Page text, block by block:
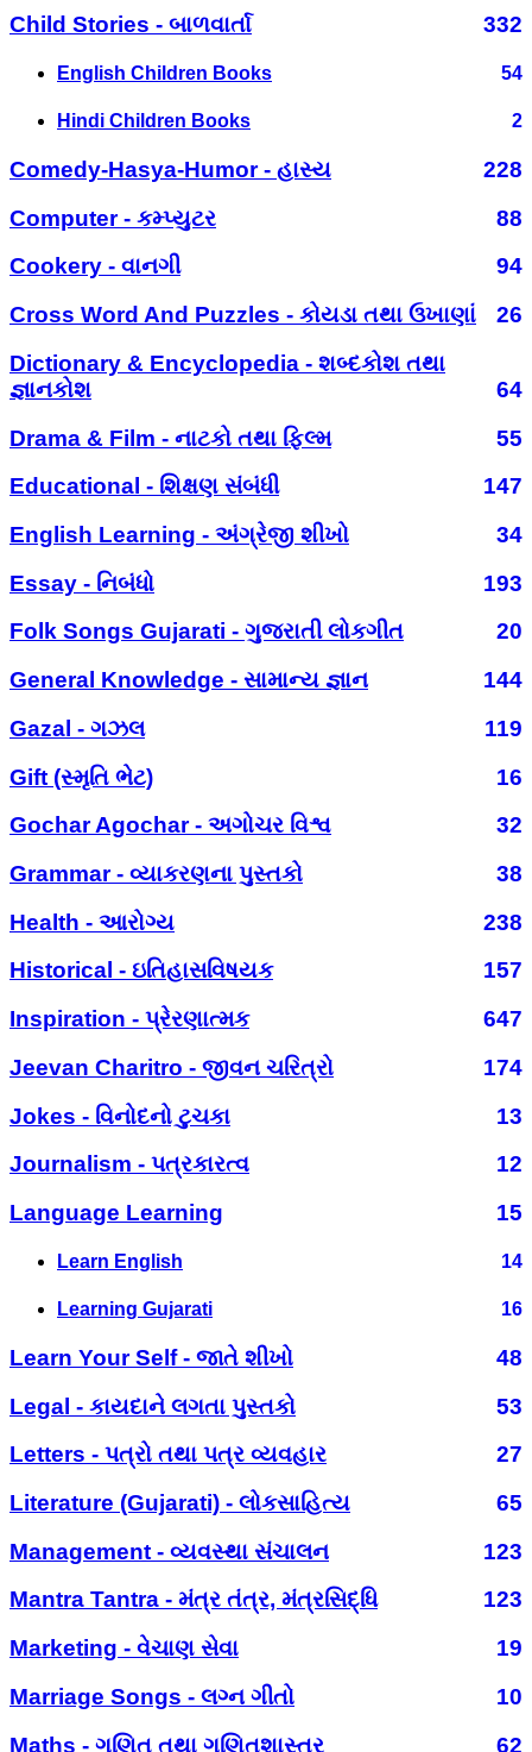
Child Stories - બાળવાર્તા
332
English Children Books 54
Hindi Children Books 2
Comedy-Hasya-Humor - હાસ્ય
228
Computer - કમ્પ્યુટર
88
Cookery - વાનગી
94
Cross Word And Puzzles - કોયડા તથા ઉખાણાં
26
Dictionary & Encyclopedia - શબ્દકોશ તથા
જ્ઞાનકોશ
64
Drama & Film - નાટકો તથા ફિલ્મ
55
Educational - શિક્ષણ સંબંધી
147
English Learning - અંગ્રેજી શીખો
34
Essay - નિબંધો
193
Folk Songs Gujarati - ગુજરાતી લોકગીત
20
General Knowledge - સામાન્ય જ્ઞાન
144
Gazal - ગઝલ
119
Gift (સ્મૃતિ ભેટ)
16
Gochar Agochar - અગોચર વિશ્વ
32
Grammar - વ્યાકરણના પુસ્તકો
38
Health - આરોગ્ય
238
Historical - ઇતિહાસવિષયક
157
Inspiration - પ્રેરણાત્મક
647
Jeevan Charitro - જીવન ચરિત્રો
174
Jokes - વિનોદનો ટુચકા
13
Journalism - પત્રકારત્વ
12
Language Learning
15
Learn English 14
Learning Gujarati 16
Learn Your Self - જાતે શીખો
48
Legal - કાયદાને લગતા પુસ્તકો
53
Letters - પત્રો તથા પત્ર વ્યવહાર
27
Literature (Gujarati) - લોકસાહિત્ય
65
Management - વ્યવસ્થા સંચાલન
123
Mantra Tantra - મંત્ર તંત્ર, મંત્રસિદ્ધિ
123
Marketing - વેચાણ સેવા
19
Marriage Songs - લગ્ન ગીતો
10
Maths - ગણિત તથા ગણિતશાસ્ત્ર
62